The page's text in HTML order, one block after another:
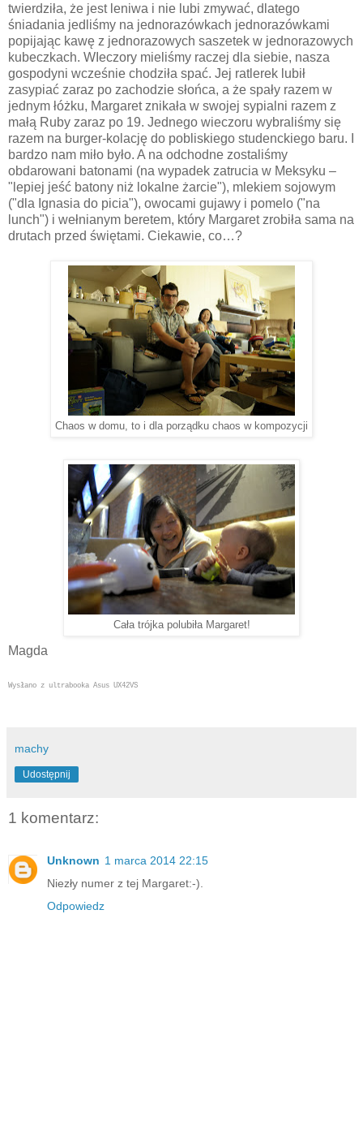
twierdziła, że jest leniwa i nie lubi zmywać, dlatego
śniadania jedliśmy na jednorazówkach jednorazówkami
popijając kawę z jednorazowych saszetek w jednorazowych
kubeczkach. WIeczory mieliśmy raczej dla siebie, nasza
gospodyni wcześnie chodziła spać. Jej ratlerek lubił
zasypiać zaraz po zachodzie słońca, a że spały razem w
jednym łóżku, Margaret znikała w swojej sypialni razem z
małą Ruby zaraz po 19. Jednego wieczoru wybraliśmy się
razem na burger-kolację do pobliskiego studenckiego baru. I
bardzo nam miło było. A na odchodne zostaliśmy
obdarowani batonami (na wypadek zatrucia w Meksyku –
"lepiej jeść batony niż lokalne żarcie"), mlekiem sojowym
("dla Ignasia do picia"), owocami gujawy i pomelo ("na
lunch") i wełnianym beretem, który Margaret zrobiła sama na
drutach przed świętami. Ciekawie, co…?
Chaos w domu, to i dla porządku chaos w kompozycji
Cała trójka polubiła Margaret!
Magda
Wysłano z ultrabooka Asus UX42VS
machy
Udostępnij
1 komentarz:
Unknown 1 marca 2014 22:15
Niezły numer z tej Margaret:-).
Odpowiedz